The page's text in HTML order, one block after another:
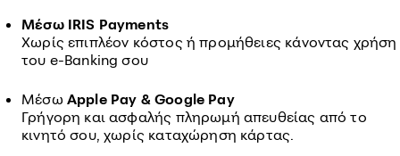
Μέσω IRIS Payments
Χωρίς επιπλέον κόστος ή προμήθειες κάνοντας χρήση
του e-Βanking σου
Μέσω Apple Pay & Google Pay
Γρήγορη και ασφαλής πληρωμή απευθείας από το
κινητό σου, χωρίς καταχώρηση κάρτας.